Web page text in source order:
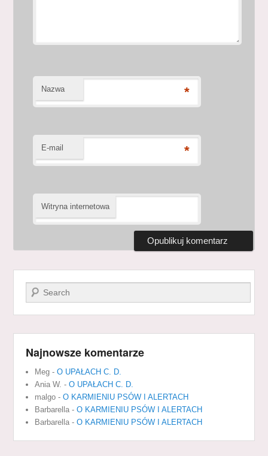
Nazwa *
E-mail *
Witryna internetowa
Szukaj
Najnowsze komentarze
Meg -O UPAŁACH C. D.
Ania W. -O UPAŁACH C. D.
malgo -O KARMIENIU PSÓW I ALERTACH
Barbarella -O KARMIENIU PSÓW I ALERTACH
Barbarella -O KARMIENIU PSÓW I ALERTACH